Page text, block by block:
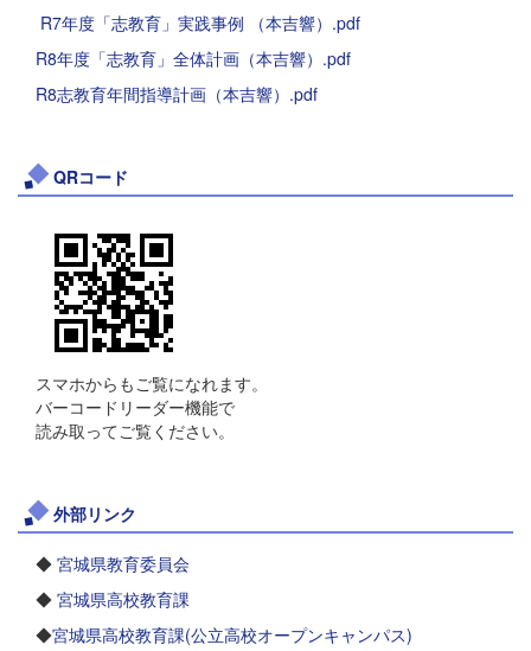
R7年度「志教育」実践事例 （本吉響）.pdf
R8年度「志教育」全体計画（本吉響）.pdf
R8志教育年間指導計画（本吉響）.pdf
QRコード
スマホからもご覧になれます。
バーコードリーダー機能で
読み取ってご覧ください。
外部リンク
◆ 宮城県教育委員会
◆ 宮城県高校教育課
◆宮城県高校教育課(公立高校オープンキャンパス)